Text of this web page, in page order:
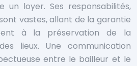
un loyer. Ses responsabilités,
vastes, allant de la garantie
à la préservation de la
lieux. Une communication
entre le bailleur et le